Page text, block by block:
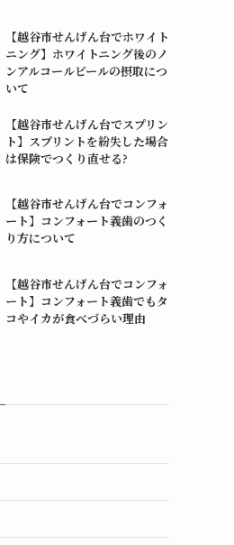
【越谷市せんげん台でホワイト
ニング】ホワイトニング後のノ
ンアルコールビールの摂取につ
いて
【越谷市せんげん台でスプリン
ト】スプリントを紛失した場合
は保険でつくり直せる?
【越谷市せんげん台でコンフォ
ート】コンフォート義歯のつく
り方について
【越谷市せんげん台でコンフォ
ート】コンフォート義歯でもタ
コやイカが食べづらい理由